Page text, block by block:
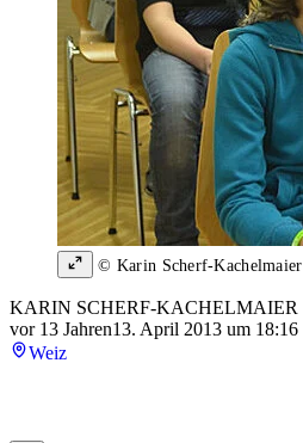
© Karin Scherf-Kachelmaier
KARIN SCHERF-KACHELMAIER
vor 13 Jahren13. April 2013 um 18:16
Weiz